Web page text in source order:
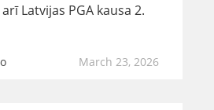
Latvijas PGA kausa 2.
March 23, 2026